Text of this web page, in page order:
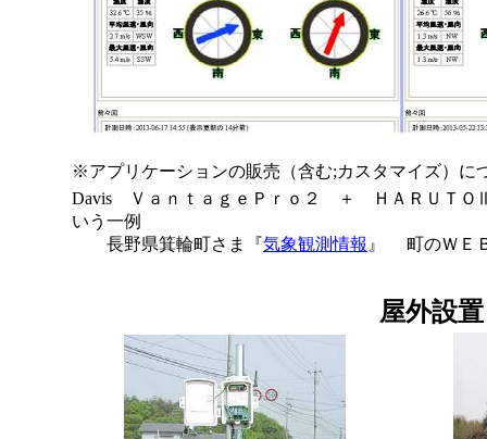
※アプリケーションの販売（含む;カスタマイズ）に
Davis ＶａｎｔａｇｅＰｒｏ２ ＋ ＨＡＲＵＴ
いう一例
長野県箕輪町さま『気象観測情報 』 町のＷＥ
屋外設